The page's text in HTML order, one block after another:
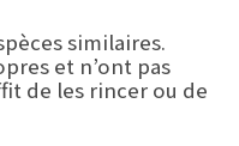
similaires.
et n’ont pas
de les rincer ou de